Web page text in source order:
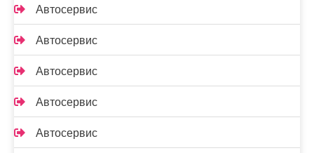
Автосервис
Автосервис
Автосервис
Автосервис
Автосервис